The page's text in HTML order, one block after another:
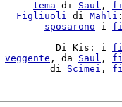
tema di Saul ,
Figliuoli di Mahli
sposarono i
Di Kis: i
veggente , da Saul ,
di
Scimei ,